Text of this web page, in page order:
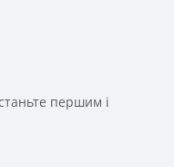
першим і